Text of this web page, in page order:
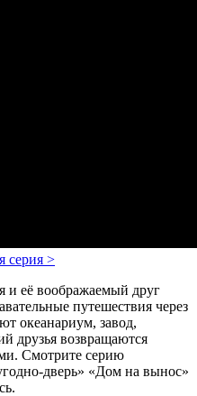
серия >
и её воображаемый друг
путешествия через
океанариум, завод,
друзья возвращаются
Смотрите серию
дверь» «Дом на вынос»